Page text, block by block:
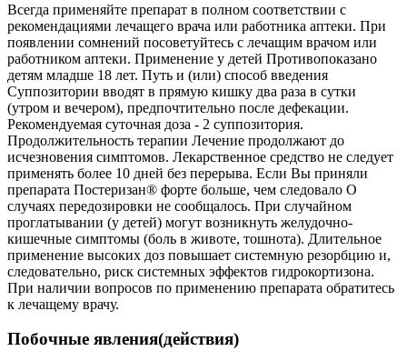
Всегда применяйте препарат в полном соответствии с
рекомендациями лечащего врача или работника аптеки. При
появлении сомнений посоветуйтесь с лечащим врачом или
работником аптеки. Применение у детей Противопоказано
детям младше 18 лет. Путь и (или) способ введения
Суппозитории вводят в прямую кишку два раза в сутки
(утром и вечером), предпочтительно после дефекации.
Рекомендуемая суточная доза - 2 суппозитория.
Продолжительность терапии Лечение продолжают до
исчезновения симптомов. Лекарственное средство не следует
применять более 10 дней без перерыва. Если Вы приняли
препарата Постеризан® форте больше, чем следовало О
случаях передозировки не сообщалось. При случайном
проглатывании (у детей) могут возникнуть желудочно-
кишечные симптомы (боль в животе, тошнота). Длительное
применение высоких доз повышает системную резорбцию и,
следовательно, риск системных эффектов гидрокортизона.
При наличии вопросов по применению препарата обратитесь
к лечащему врачу.
Побочные явления(действия)